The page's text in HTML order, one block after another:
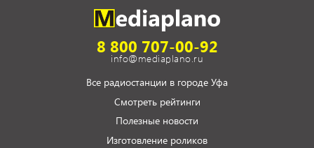
8 800 707-00-92
info@mediaplano.ru
Все радиостанции в городе Уфа
Смотреть рейтинги
Полезные новости
Изготовление роликов